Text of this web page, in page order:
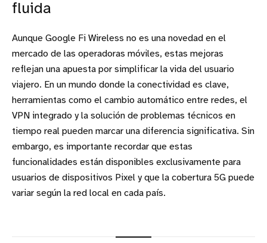
fluida
Aunque Google Fi Wireless no es una novedad en el
mercado de las operadoras móviles, estas mejoras
reflejan una apuesta por simplificar la vida del usuario
viajero. En un mundo donde la conectividad es clave,
herramientas como el cambio automático entre redes, el
VPN integrado y la solución de problemas técnicos en
tiempo real pueden marcar una diferencia significativa. Sin
embargo, es importante recordar que estas
funcionalidades están disponibles exclusivamente para
usuarios de dispositivos Pixel y que la cobertura 5G puede
variar según la red local en cada país.